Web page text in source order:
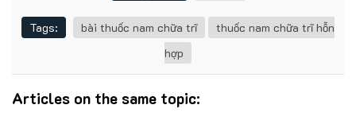
Tags: bài thuốc nam chữa trĩ
thuốc nam chữa trĩ hỗn
hợp
Articles on the same topic: